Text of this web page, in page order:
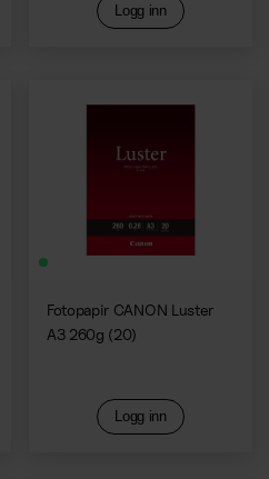
Logg inn
Fotopapir CANON Luster
A3 260g (20)
Logg inn